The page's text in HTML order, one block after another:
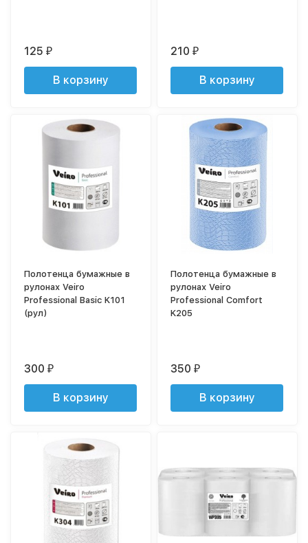
125₽
В корзину
210₽
В корзину
Полотенца бумажные в
рулонах Veiro
Professional Basic K101
(рул)
300₽
В корзину
Полотенца бумажные в
рулонах Veiro
Professional Comfort
K205
350₽
В корзину